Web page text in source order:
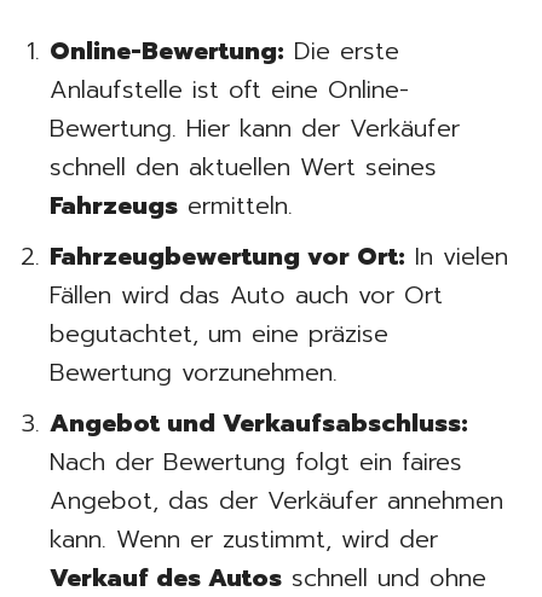
Online-Bewertung: Die erste
Anlaufstelle ist oft eine Online-
Bewertung. Hier kann der Verkäufer
schnell den aktuellen Wert seines
Fahrzeugs ermitteln.
Fahrzeugbewertung vor Ort: In vielen
Fällen wird das Auto auch vor Ort
begutachtet, um eine präzise
Bewertung vorzunehmen.
Angebot und Verkaufsabschluss:
Nach der Bewertung folgt ein faires
Angebot, das der Verkäufer annehmen
kann. Wenn er zustimmt, wird der
Verkauf des Autos schnell und ohne